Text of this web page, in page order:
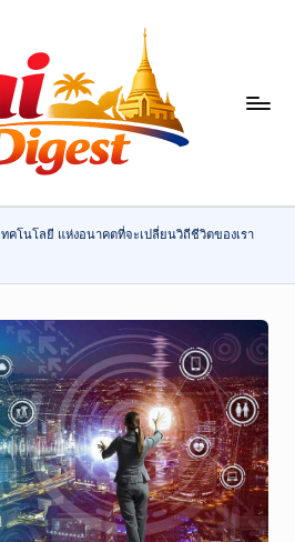
ทคโนโลยี แห่งอนาคตที่จะเปลี่ยนวิถีชีวิตของเรา